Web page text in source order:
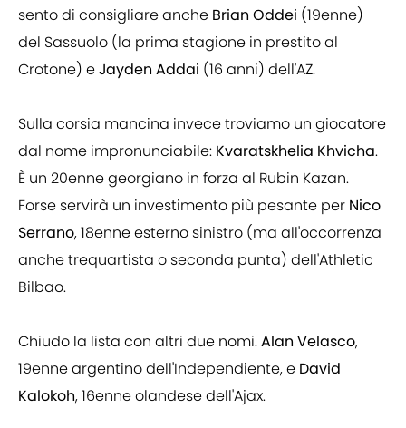
sento di consigliare anche Brian Oddei (19enne)
del Sassuolo (la prima stagione in prestito al
Crotone) eJayden Addai (16 anni) dell'AZ.
Sulla corsia mancina invece troviamo un giocatore
dal nome impronunciabile: Kvaratskhelia Khvicha.
È un 20enne georgiano in forza al Rubin Kazan.
Forse servirà un investimento più pesante per Nico
Serrano, 18enne esterno sinistro (ma all'occorrenza
anche trequartista o seconda punta) dell'Athletic
Bilbao.
Chiudo la lista con altri due nomi.Alan Velasco,
19enne argentino dell'Independiente, e David
Kalokoh, 16enne olandese dell'Ajax.